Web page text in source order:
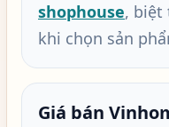
shophouse, biệt
khi chọn sản
Giá bán